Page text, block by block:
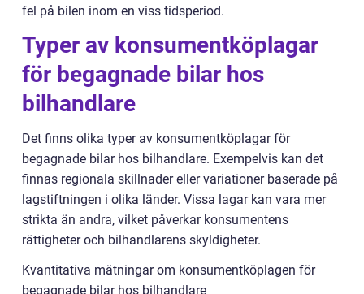
fel på bilen inom en viss tidsperiod.
Typer av konsumentköplagar
för begagnade bilar hos
bilhandlare
Det finns olika typer av konsumentköplagar för
begagnade bilar hos bilhandlare. Exempelvis kan det
finnas regionala skillnader eller variationer baserade på
lagstiftningen i olika länder. Vissa lagar kan vara mer
strikta än andra, vilket påverkar konsumentens
rättigheter och bilhandlarens skyldigheter.
Kvantitativa mätningar om konsumentköplagen för
begagnade bilar hos bilhandlare